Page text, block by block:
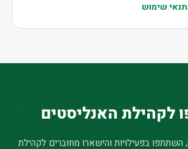
תנאי שימוש
לקהילת האנליסטים
השתתפו בפעילויות והישארו מחוברים לקהילת